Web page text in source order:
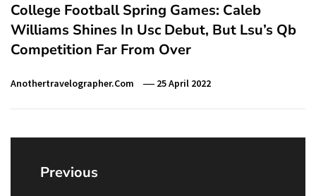
College Football Spring Games: Caleb
Williams Shines In Usc Debut, But Lsu’s Qb
Competition Far From Over
Anothertravelographer.com 25 April 2022
Post
navigation
Previous